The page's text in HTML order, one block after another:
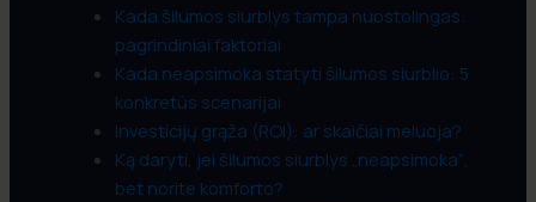
Kada šilumos siurblys tampa nuostolingas:
pagrindiniai faktoriai
Kada neapsimoka statyti šilumos siurblio: 5
konkretūs scenarijai
Investicijų grąža (ROI): ar skaičiai meluoja?
Ką daryti, jei šilumos siurblys „neapsimoka“,
bet norite komforto?